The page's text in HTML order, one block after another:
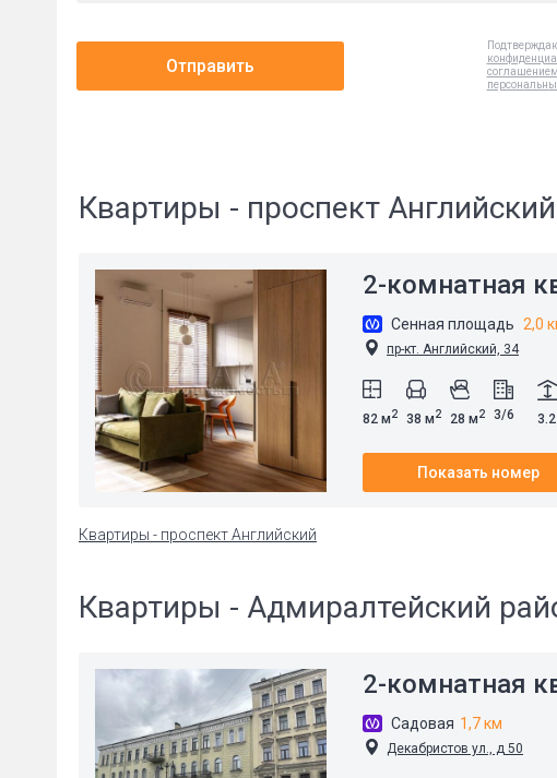
Отправить
соглашением
Квартиры - проспект Английский
2-комнатная
Сенная площадь 2,0
пр-кт. Английский, 34
82 м2 38 м2 28 м2 3/6
Показать номер
Квартиры - проспект Английский
Квартиры - Адмиралтейский
2-комнатная
Садовая 1,7 км
Декабристов ул., д 50